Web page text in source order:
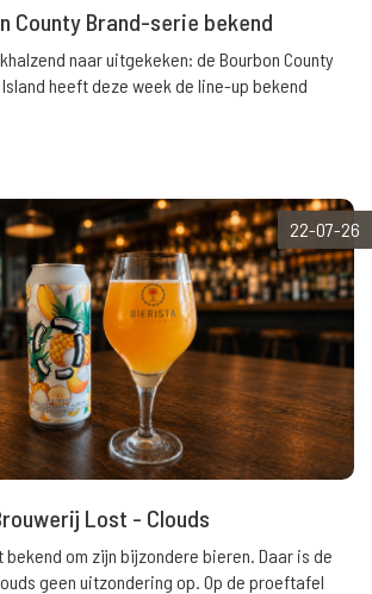
County Brand-serie bekend
naar uitgekeken: de Bourbon County
heeft deze week de line-up bekend
22-07-26
Lost - Clouds
om zijn bijzondere bieren. Daar is de
geen uitzondering op. Op de proeftafel